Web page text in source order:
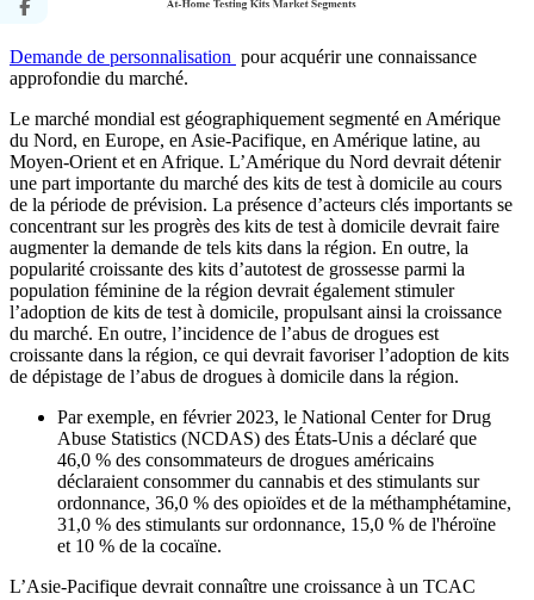
Demande de personnalisation pour acquérir une connaissance
approfondie du marché.
Le marché mondial est géographiquement segmenté en Amérique
du Nord, en Europe, en Asie-Pacifique, en Amérique latine, au
Moyen-Orient et en Afrique. L’Amérique du Nord devrait détenir
une part importante du marché des kits de test à domicile au cours
de la période de prévision. La présence d’acteurs clés importants se
concentrant sur les progrès des kits de test à domicile devrait faire
augmenter la demande de tels kits dans la région. En outre, la
popularité croissante des kits d’autotest de grossesse parmi la
population féminine de la région devrait également stimuler
l’adoption de kits de test à domicile, propulsant ainsi la croissance
du marché. En outre, l’incidence de l’abus de drogues est
croissante dans la région, ce qui devrait favoriser l’adoption de kits
de dépistage de l’abus de drogues à domicile dans la région.
Par exemple, en février 2023, le National Center for Drug
Abuse Statistics (NCDAS) des États-Unis a déclaré que
46,0 % des consommateurs de drogues américains
déclaraient consommer du cannabis et des stimulants sur
ordonnance, 36,0 % des opioïdes et de la méthamphétamine,
31,0 % des stimulants sur ordonnance, 15,0 % de l'héroïne
et 10 % de la cocaïne.
L’Asie-Pacifique devrait connaître une croissance à un TCAC